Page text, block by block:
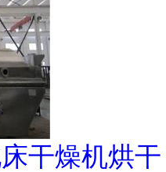
干燥机烘干